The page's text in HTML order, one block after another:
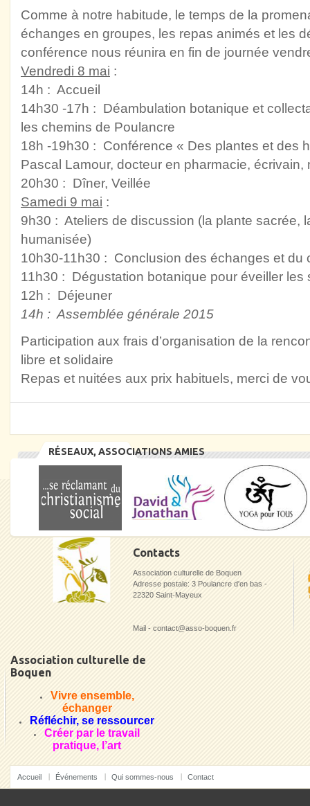
Comme à notre habitude, le temps de la
échanges en groupes, les repas animés et les
conférence nous réunira en fin de journée
Vendredi 8 mai :
14h : Accueil
14h30 -17h : Déambulation botanique et
les chemins de Poulancre
18h -19h30 : Conférence « Des plantes et des
Pascal Lamour, docteur en pharmacie, écrivain,
20h30 : Dîner, Veillée
Samedi 9 mai :
9h30 : Ateliers de discussion (la plante sacrée,
humanisée)
10h30-11h30 : Conclusion des échanges et du
11h30 : Dégustation botanique pour éveiller les
12h : Déjeuner
14h : Assemblée générale 2015
Participation aux frais d’organisation de la
libre et solidaire
Repas et nuitées aux prix habituels, merci de
RÉSEAUX, ASSOCIATIONS AMIES
Contacts
Association culturelle de Boquen
Adresse postale: 3 Poulancre d'en bas -
22320 Saint-Mayeux
Mail - contact@asso-boquen.fr
Association culturelle de
Boquen
Vivre ensemble,
échanger
Réfléchir, se ressourcer
Créer par le travail
pratique, l’art
Accueil Événements Qui sommes-nous Contact